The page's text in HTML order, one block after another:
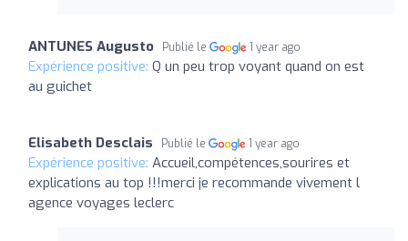
ANTUNES Augusto Publié le 1 year ago
Expérience positive: Q un peu trop voyant quand on est
au guichet
Elisabeth Desclais Publié le 1 year ago
Expérience positive: Accueil,compétences,sourires et
explications au top !!!merci je recommande vivement l
agence voyages leclerc